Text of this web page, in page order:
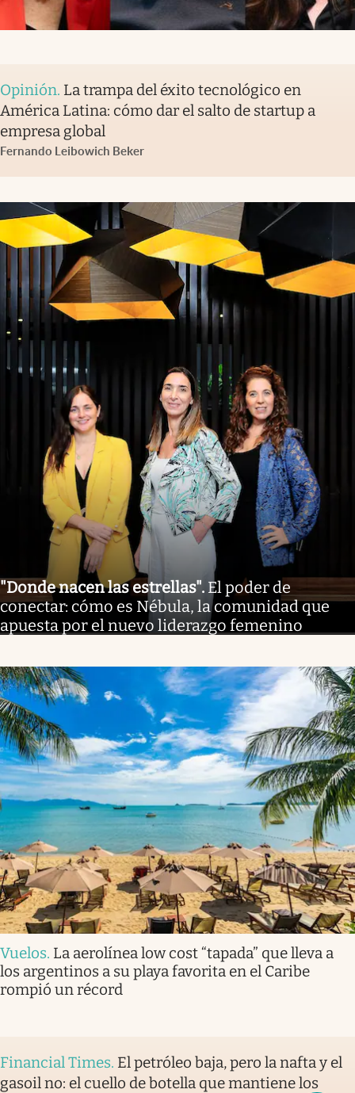
Opinión. La trampa del éxito tecnológico en
América Latina: cómo dar el salto de startup a
empresa global
Fernando Leibowich Beker
"Donde nacen las estrellas". El poder de
conectar: cómo es Nébula, la comunidad que
apuesta por el nuevo liderazgo femenino
Vuelos. La aerolínea low cost “tapada” que lleva a
los argentinos a su playa favorita en el Caribe
rompió un récord
Financial Times. El petróleo baja, pero la nafta y el
gasoil no: el cuello de botella que mantiene los